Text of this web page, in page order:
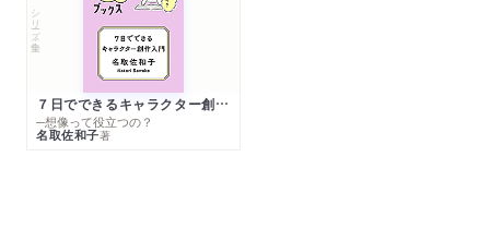
シリーズ・全集
７日でできるキャラクター創作入門
─想像って役立つの？
名取佐和子著